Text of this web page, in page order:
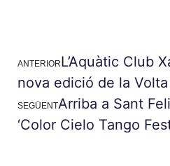
ANTERIORL’Aquàtic Club
nova edició de la
SEGÜENTArriba a Sant
‘Color Cielo Tango